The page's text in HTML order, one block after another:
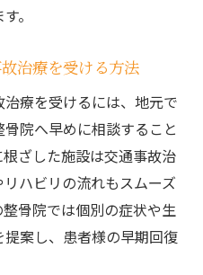
へ最適な治療法とは
適した事故治療法とは
とセルフケアの両立方
療の具体的な選択肢
き慢性痛の対策ポイン
事故治療のメリット
。
治療を受ける方法
療を受けるには、地元で
院へ早めに相談すること
ざした施設は交通事故治
ハビリの流れもスムーズ
骨院では個別の症状や生
案し、患者様の早期回復